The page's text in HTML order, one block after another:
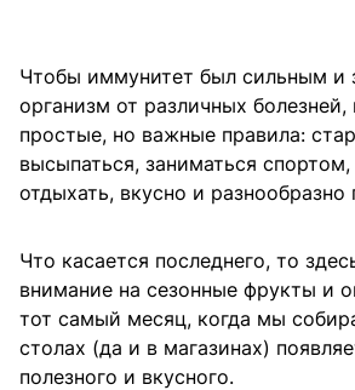
Чтобы иммунитет был сильным и
организм от различных
простые, но важные правила:
высыпаться, заниматься
отдыхать, вкусно и разнообразно
Что касается последнего, то
внимание на сезонные фрукты и
тот самый месяц, когда мы
столах (да и в магазинах)
полезного и вкусного.